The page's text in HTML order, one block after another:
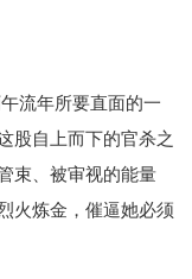
流年所要直面的一
股自上而下的官杀之
束、被审视的能量
火炼金，催逼她必须